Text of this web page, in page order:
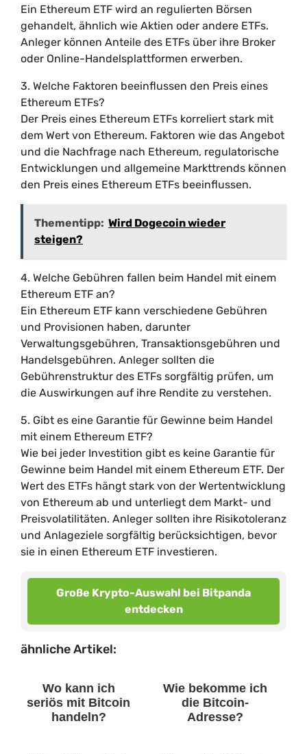
Ein Ethereum ETF wird an regulierten Börsen
gehandelt, ähnlich wie Aktien oder andere ETFs.
Anleger können Anteile des ETFs über ihre Broker
oder Online-Handelsplattformen erwerben.
3. Welche Faktoren beeinflussen den Preis eines
Ethereum ETFs?
Der Preis eines Ethereum ETFs korreliert stark mit
dem Wert von Ethereum. Faktoren wie das Angebot
und die Nachfrage nach Ethereum, regulatorische
Entwicklungen und allgemeine Markttrends können
den Preis eines Ethereum ETFs beeinflussen.
Thementipp: Wird Dogecoin wieder
steigen?
4. Welche Gebühren fallen beim Handel mit einem
Ethereum ETF an?
Ein Ethereum ETF kann verschiedene Gebühren
und Provisionen haben, darunter
Verwaltungsgebühren, Transaktionsgebühren und
Handelsgebühren. Anleger sollten die
Gebührenstruktur des ETFs sorgfältig prüfen, um
die Auswirkungen auf ihre Rendite zu verstehen.
5. Gibt es eine Garantie für Gewinne beim Handel
mit einem Ethereum ETF?
Wie bei jeder Investition gibt es keine Garantie für
Gewinne beim Handel mit einem Ethereum ETF. Der
Wert des ETFs hängt stark von der Wertentwicklung
von Ethereum ab und unterliegt dem Markt- und
Preisvolatilitäten. Anleger sollten ihre Risikotoleranz
und Anlageziele sorgfältig berücksichtigen, bevor
sie in einen Ethereum ETF investieren.
Große Krypto-Auswahl bei Bitpanda
entdecken
ähnliche Artikel:
Wo kann ich
seriös mit Bitcoin
handeln?
Wie bekomme ich
die Bitcoin-
Adresse?